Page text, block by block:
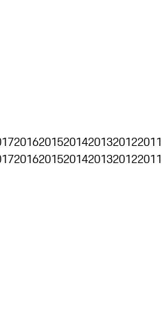
201620152014201320122011
201620152014201320122011